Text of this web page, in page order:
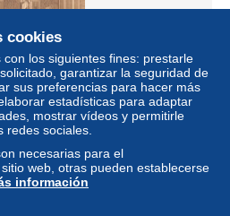
SAINT PIERRE / OEUVRE
/ LE PERRON
± 3,36 US$
cookies
los siguientes fines: prestarle
garantizar la seguridad de
sus preferencias para hacer más
estadísticas para adaptar
mostrar vídeos y permitirle
redes sociales.
necesarias para el
web, otras pueden establecerse
información